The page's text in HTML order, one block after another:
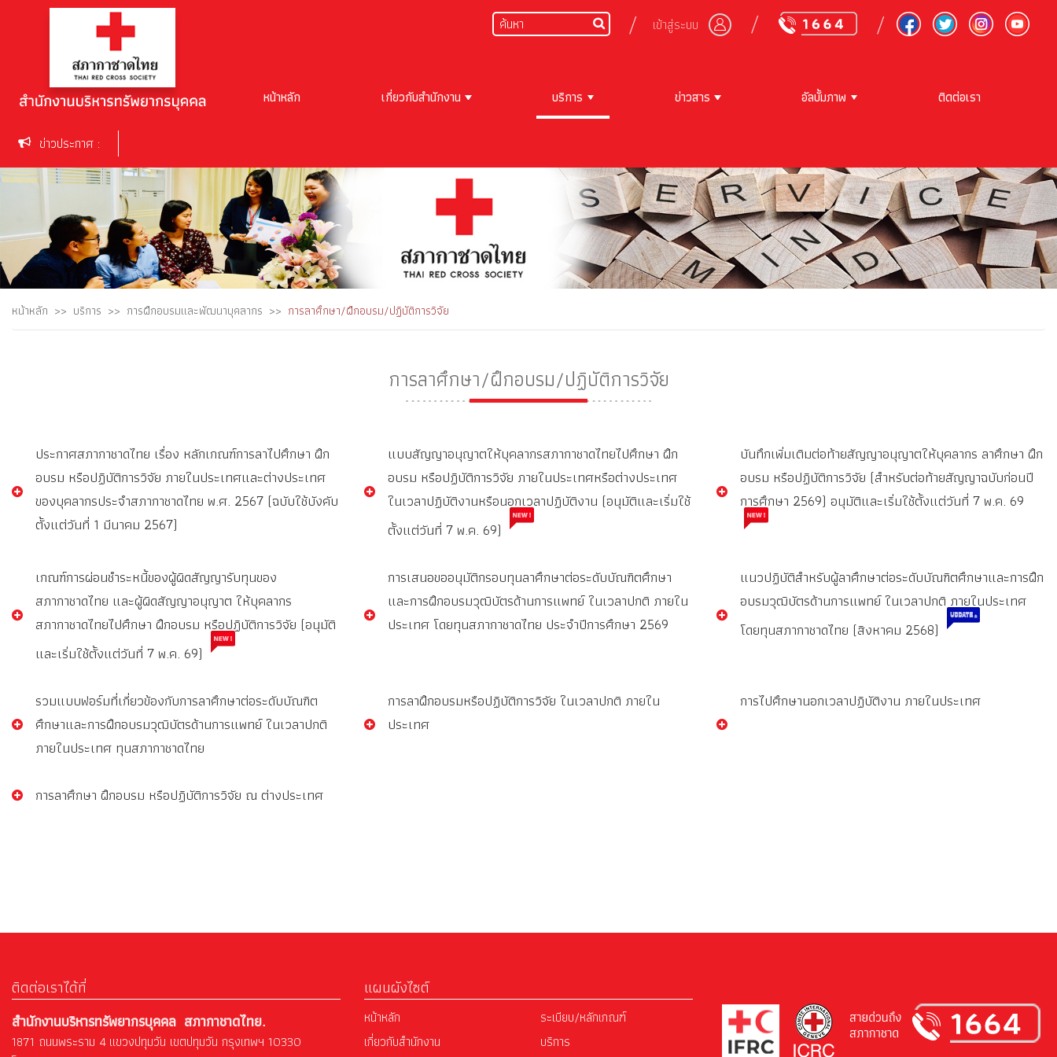
เข้าสู่ระบบ
หน้าหลัก เกี่ยวกับสำนักงาน บริการ ข่าวสาร อัลบั้มภาพ ติดต่อเรา
ข่าวประกาศ :
หน้าหลัก บริการ การฝึกอบรมและพัฒนาบุคลากร การลาศึกษา/ฝึกอบรม/ปฏิบัติการวิจัย
การลาศึกษา/ฝึกอบรม/ปฏิบัติการวิจัย
ประกาศสภากาชาดไทย เรื่อง หลักเกณฑ์การลาไปศึกษา ฝึก
อบรม หรือปฏิบัติการวิจัย ภายในประเทศและต่างประเทศ
ของบุคลากรประจำสภากาชาดไทย พ.ศ. 2567 (ฉบับใช้บังคับ
ตั้งแต่วันที่ 1 มีนาคม 2567)
แบบสัญญาอนุญาตให้บุคลากรสภากาชาดไทยไปศึกษา ฝึก
อบรม หรือปฏิบัติการวิจัย ภายในประเทศหรือต่างประเทศ
ในเวลาปฏิบัติงานหรือนอกเวลาปฏิบัติงาน (อนุมัติและเริ่มใช้
ตั้งแต่วันที่ 7 พ.ค. 69)
บันทึกเพิ่มเติมต่อท้ายสัญญาอนุญาตให้บุคลากร ลาศึกษา ฝึก
อบรม หรือปฏิบัติการวิจัย (สำหรับต่อท้ายสัญญาฉบับก่อนปี
การศึกษา 2569) อนุมัติและเริ่มใช้ตั้งแต่วันที่ 7 พ.ค. 69
เกณฑ์การผ่อนชำระหนี้ของผู้ผิดสัญญารับทุนของ
สภากาชาดไทย และผู้ผิดสัญญาอนุญาต ให้บุคลากร
สภากาชาดไทยไปศึกษา ฝึกอบรม หรือปฏิบัติการวิจัย (อนุมัติ
และเริ่มใช้ตั้งแต่วันที่ 7 พ.ค. 69)
การเสนอขออนุมัติกรอบทุนลาศึกษาต่อระดับบัณฑิตศึกษา
และการฝึกอบรมวุฒิบัตรด้านการแพทย์ ในเวลาปกติ ภายใน
ประเทศ โดยทุนสภากาชาดไทย ประจำปีการศึกษา 2569
แนวปฏิบัติสำหรับผู้ลาศึกษาต่อระดับบัณฑิตศึกษาและการฝึก
อบรมวุฒิบัตรด้านการแพทย์ ในเวลาปกติ ภายในประเทศ
โดยทุนสภากาชาดไทย (สิงหาคม 2568)
รวมแบบฟอร์มที่เกี่ยวข้องกับการลาศึกษาต่อระดับบัณฑิต
ศึกษาและการฝึกอบรมวุฒิบัตรด้านการแพทย์ ในเวลาปกติ
ภายในประเทศ ทุนสภากาชาดไทย
การลาฝึกอบรมหรือปฏิบัติการวิจัย ในเวลาปกติ ภายใน
ประเทศ
การไปศึกษานอกเวลาปฏิบัติงาน ภายในประเทศ
การลาศึกษา ฝึกอบรม หรือปฏิบัติการวิจัย ณ ต่างประเทศ
ติดต่อเราได้ที่
สำนักงานบริหารทรัพยากรบุคคล สภากาชาดไทย.
1871 ถนนพระราม 4 แขวงปทุมวัน เขตปทุมวัน กรุงเทพฯ 10330
แผนผังไซต์
หน้าหลัก
เกี่ยวกับสำนักงาน
ระเบียบ/หลักเกณฑ์
บริการ